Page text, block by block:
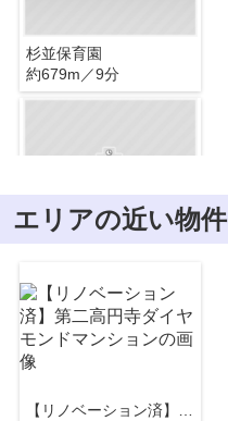
杉並保育園
約679m／9分
杉並区立杉並第七小学校
エリアの近い物件